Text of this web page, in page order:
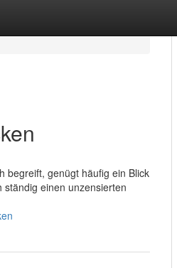
begreift, genügt häufig ein Blick
einen unzensierten